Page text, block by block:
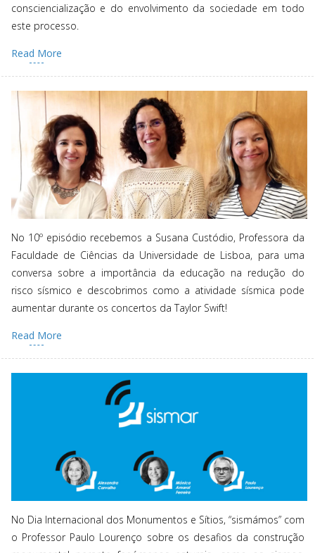
consciencialização e do envolvimento da sociedade em todo
este processo.
Read More
No 10º episódio recebemos a Susana Custódio, Professora da
Faculdade de Ciências da Universidade de Lisboa, para uma
conversa sobre a importância da educação na redução do
risco sísmico e descobrimos como a atividade sísmica pode
aumentar durante os concertos da Taylor Swift!
Read More
No Dia Internacional dos Monumentos e Sítios, “sismámos” com
o Professor Paulo Lourenço sobre os desafios da construção